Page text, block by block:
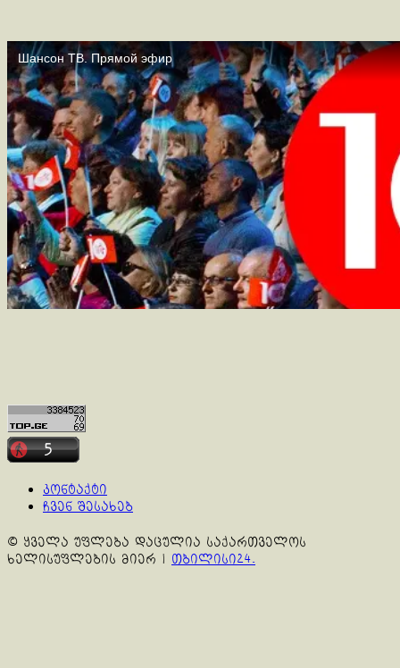
კონტაქტი
ჩვენ შესახებ
© ყველა უფლება დაცულია საქართველოს
ხელისუფლების მიერ | თბილისი24.